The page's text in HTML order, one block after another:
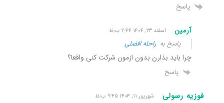
پاسخ
آرمین اسفند ۲۳, ۱۴۰۴ ۲:۴۴ ب٫ظ
پاسخ به راحله افضلی
چرا باید بذارن بدون ازمون شرکت کنی واقعا؟
پاسخ
فوزیه رسولی شهریور ۱۱, ۱۴۰۴ ۹:۴۵ ب٫ظ